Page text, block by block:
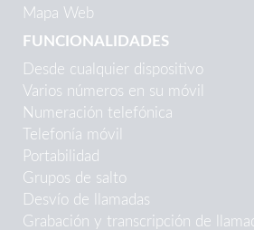
Mapa Web
FUNCIONALIDADES
Desde cualquier dispositivo
Varios números en su móvil
Numeración telefónica
Telefonía móvil
Portabilidad
Grupos de salto
Desvío de llamadas
Grabación y transcripción de